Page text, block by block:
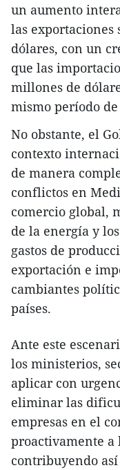
un aumento
las
dólares, con un
que las
millones de
mismo período de
No obstante, el
contexto
de manera
conflictos en
comercio global,
de la energía y
gastos de
exportación e
cambiantes
países.
Ante este
los ministerios,
aplicar con
eliminar las
empresas en el
proactivamente a
contribuyendo